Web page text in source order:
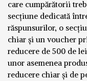
care cumpărătorii
secțiune dedicată
răspunsurilor, o
chiar și un voucher
reducere de 500 de
unor asemenea
reducere chiar și de